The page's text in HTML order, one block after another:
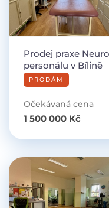
Prodej praxe
personálu v Bílině
PRODÁM
Očekávaná cena
1 500 000 Kč